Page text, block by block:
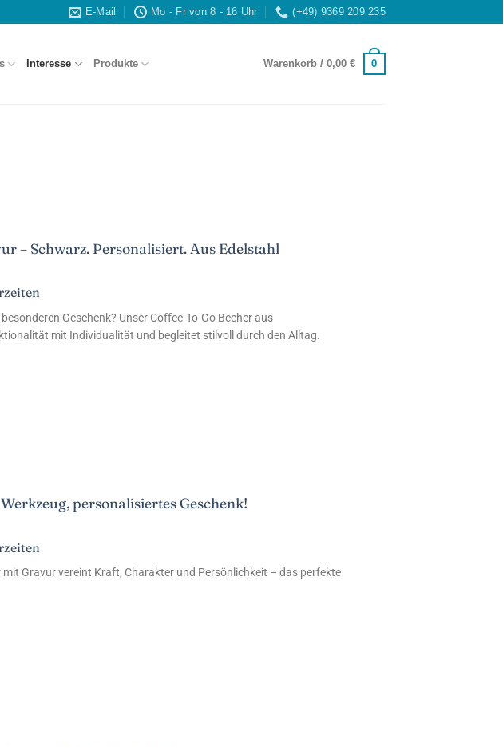
E-Mail Mo - Fr von 8 - 16 Uhr (+49) 9369 209 235
Interesse Produkte Warenkorb / 0,00 € 0
– Schwarz. Personalisiert. Aus Edelstahl
Geschenk? Unser Coffee-To-Go Becher aus
mit Individualität und begleitet stilvoll durch den Alltag.
personalisiertes Geschenk!
mit Gravur vereint Kraft, Charakter und Persönlichkeit – das perfekte